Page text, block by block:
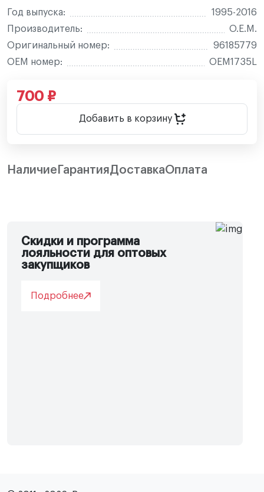
Год выпуска:
1995-2016
Производитель:
O.E.M.
Оригинальный номер:
96185779
OEM номер:
OEM1735L
700 ₽
Добавить в корзину
Наличие ГарантияДоставкаОплата
Скидки и программа
лояльности для оптовых
закупщиков
Подробнее